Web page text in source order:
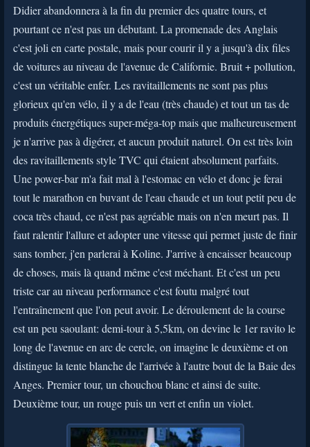
Didier abandonnera à la fin du premier des quatre tours, et
pourtant ce n'est pas un débutant. La promenade des Anglais
c'est joli en carte postale, mais pour courir il y a jusqu'à dix files
de voitures au niveau de l'avenue de Californie. Bruit + pollution,
c'est un véritable enfer. Les ravitaillements ne sont pas plus
glorieux qu'en vélo, il y a de l'eau (très chaude) et tout un tas de
produits énergétiques super-méga-top mais que malheureusement
je n'arrive pas à digérer, et aucun produit naturel. On est très loin
des ravitaillements style TVC qui étaient absolument parfaits.
Une power-bar m'a fait mal à l'estomac en vélo et donc je ferai
tout le marathon en buvant de l'eau chaude et un tout petit peu de
coca très chaud, ce n'est pas agréable mais on n'en meurt pas. Il
faut ralentir l'allure et adopter une vitesse qui permet juste de finir
sans tomber, j'en parlerai à Koline. J'arrive à encaisser beaucoup
de choses, mais là quand même c'est méchant. Et c'est un peu
triste car au niveau performance c'est foutu malgré tout
l'entraînement que l'on peut avoir. Le déroulement de la course
est un peu saoulant: demi-tour à 5,5km, on devine le 1er ravito le
long de l'avenue en arc de cercle, on imagine le deuxième et on
distingue la tente blanche de l'arrivée à l'autre bout de la Baie des
Anges. Premier tour, un chouchou blanc et ainsi de suite.
Deuxième tour, un rouge puis un vert et enfin un violet.